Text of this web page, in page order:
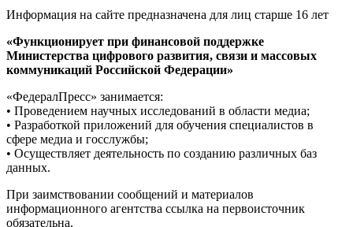
Информация на сайте предназначена для лиц старше 16 лет
«Функционирует при финансовой поддержке
Министерства цифрового развития, связи и массовых
коммуникаций Российской Федерации»
«ФедералПресс» занимается:
• Проведением научных исследований в области медиа;
• Разработкой приложений для обучения специалистов в
сфере медиа и госслужбы;
• Осуществляет деятельность по созданию различных баз
данных.
При заимствовании сообщений и материалов
информационного агентства ссылка на первоисточник
обязательна.